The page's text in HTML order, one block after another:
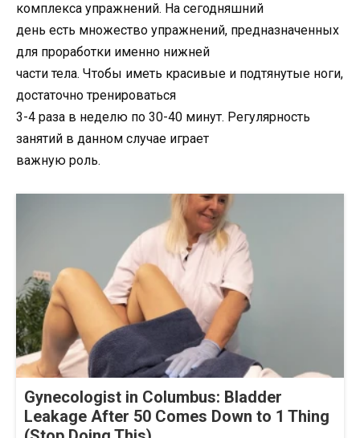
комплекса упражнений. На сегодняшний
день есть множество упражнений, предназначенных
для проработки именно нижней
части тела. Чтобы иметь красивые и подтянутые ноги,
достаточно тренироваться
3-4 раза в неделю по 30-40 минут. Регулярность
занятий в данном случае играет
важную роль.
Gynecologist in Columbus: Bladder
Leakage After 50 Comes Down to 1 Thing